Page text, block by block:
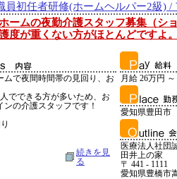
員初任者研修(ホームヘルパー2級) /
ームの夜勤介護スタッフ募集（シ
度が重くない方がほとんどですよ
ムで夜間時間帯の見回り、お
でできる方が多いため、お
ンの介護スタッフです！
続きを見
る
月給 26万円
愛知県豊田市
医療法人社団
田井上の家
〒 441 - 1111
愛知県豊橋市